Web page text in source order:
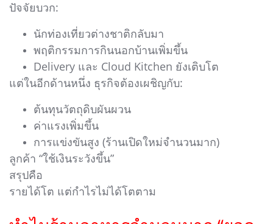
ปัจจัยบวก:
นักท่องเที่ยวต่างชาติกลับมา
พฤติกรรมการกินนอกบ้านเพิ่มขึ้น
Delivery และ Cloud Kitchen ยังเติบโต
แต่ในอีกด้านหนึ่ง ธุรกิจต้องเผชิญกับ:
ต้นทุนวัตถุดิบผันผวน
ค่าแรงเพิ่มขึ้น
การแข่งขันสูง (ร้านเปิดใหม่จำนวนมาก)
ลูกค้า “ใช้เงินระวังขึ้น”
สรุปคือ
รายได้โต แต่กำไรไม่ได้โตตาม